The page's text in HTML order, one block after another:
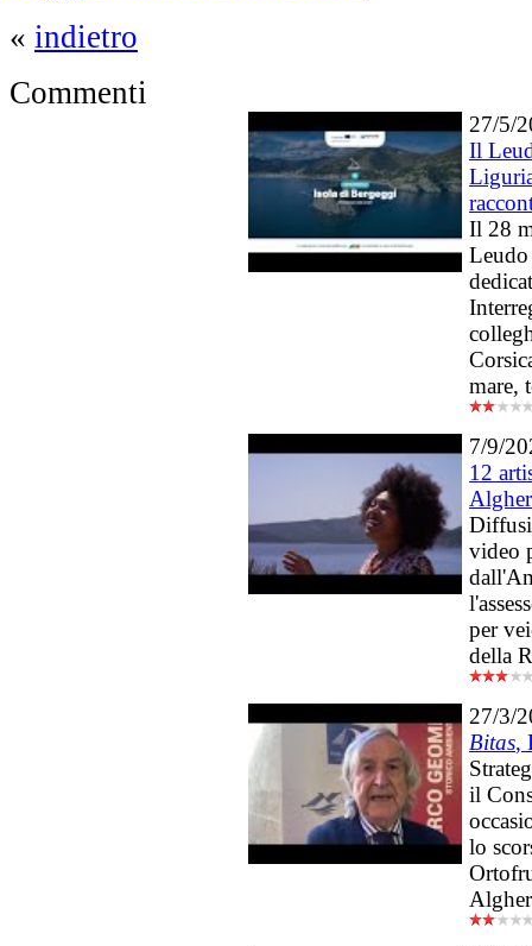
« indietro
Commenti
27/5/
Il
Il 28
Leudo
mare,
7/9/
12
Diffusi
video
per
della
27/3/
Bitas,
il
lo